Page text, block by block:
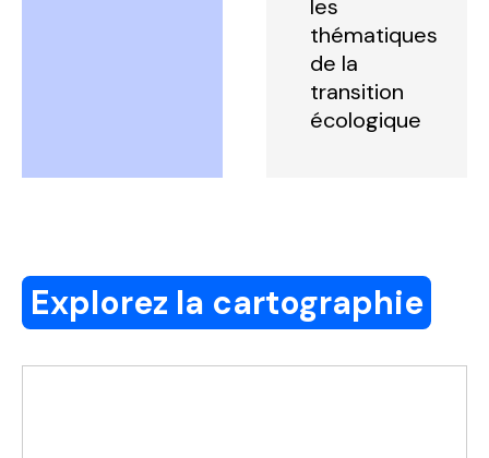
les
thématiques
de la
transition
écologique
Explorez la cartographie